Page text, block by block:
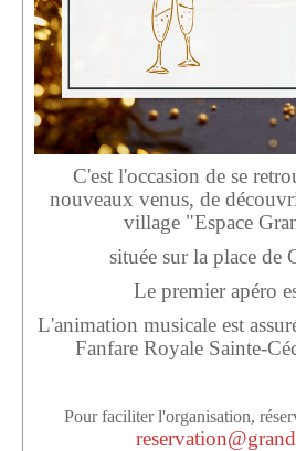
Reportages photographiques
Reportages vidéos
Vidéos récentes
Vidéos archives
Sponsors
Inscrivez-vous à notre
C'est l'occasion de se
nouveaux venus, de
village "Espace
située sur la place de
Le premier apéro
L'animation musicale est
Fanfare Royale Sainte-
Pour faciliter l'organisation,